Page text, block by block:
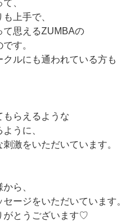
、
上手で、
て思えるZUMBAの
す。
ルにも通われている方も
もらえるような
うに、
激をいただいています。
ら、
ージをいただいています。
がとうございます♡